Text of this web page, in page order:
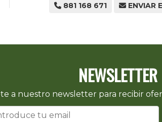
881 168 671 ENVIAR
NEWSLETTER
a nuestro newsletter para recibir